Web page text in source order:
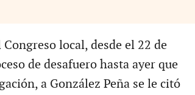
local, desde el 22 de
de desafuero hasta ayer que
a González Peña se le citó